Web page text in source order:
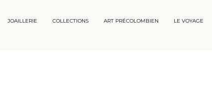
JOAILLERIE COLLECTIONS ART PRÉCOLOMBIEN LE VOYAGE